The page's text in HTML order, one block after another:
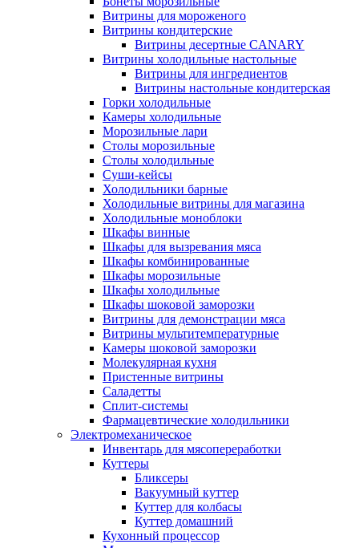
Витрины для мороженого
Витрины кондитерские
Витрины десертные CANARY
Витрины холодильные настольные
Витрины для ингредиентов
Витрины настольные кондитерская
Горки холодильные
Камеры холодильные
Морозильные лари
Столы морозильные
Столы холодильные
Суши-кейсы
Холодильники барные
Холодильные витрины для магазина
Холодильные моноблоки
Шкафы винные
Шкафы для вызревания мяса
Шкафы комбинированные
Шкафы морозильные
Шкафы холодильные
Шкафы шоковой заморозки
Витрины для демонстрации мяса
Витрины мультитемпературные
Камеры шоковой заморозки
Молекулярная кухня
Пристенные витрины
Саладетты
Сплит-системы
Фармацевтические холодильники
Электромеханическое
Инвентарь для мясопереработки
Куттеры
Бликсеры
Вакуумный куттер
Куттер для колбасы
Куттер домашний
Кухонный процессор